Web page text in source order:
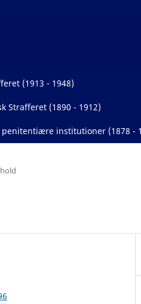
(1913 - 1948)
Strafferet (1890 - 1912)
institutioner (1878 -